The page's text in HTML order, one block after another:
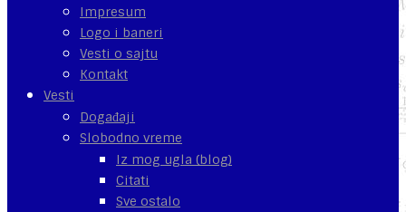
Impresum
Logo i baneri
Vesti o sajtu
Kontakt
Vesti
Događaji
Slobodno vreme
Iz mog ugla (blog)
Citati
Sve ostalo